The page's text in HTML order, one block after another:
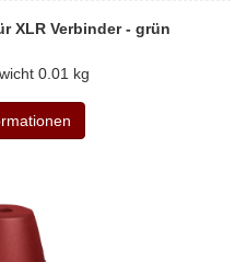
XLR Verbinder - grün
0.01 kg